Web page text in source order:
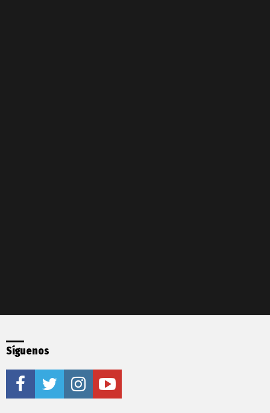
Síguenos
facebooktwitter instagramyoutube